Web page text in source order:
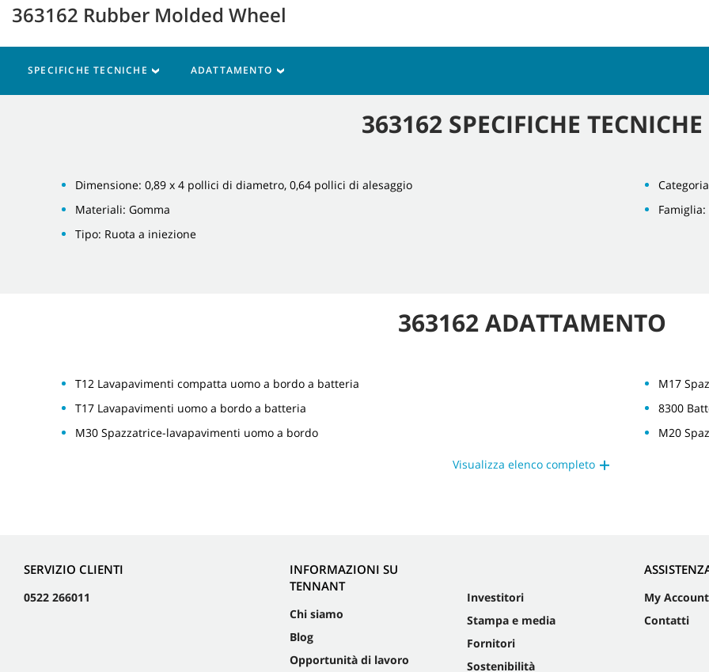
363162 Rubber Molded Wheel
SPECIFICHE TECNICHE ADATTAMENTO
363162 SPECIFICHE TECNICHE
Dimensione: 0,89 x 4 pollici di diametro, 0,64 pollici di alesaggio
Materiali: Gomma
Tipo: Ruota a iniezione
363162 ADATTAMENTO
T12 Lavapavimenti compatta uomo a bordo a batteria
T17 Lavapavimenti uomo a bordo a batteria
M30 Spazzatrice-lavapavimenti uomo a bordo
M17
8300
M20
Visualizza elenco completo
SERVIZIO CLIENTI
0522 266011
INFORMAZIONI SU
TENNANT
Chi siamo
Blog
Opportunità di lavoro
Investitori
Stampa e media
Fornitori
Sostenibilità
My Account
Contatti